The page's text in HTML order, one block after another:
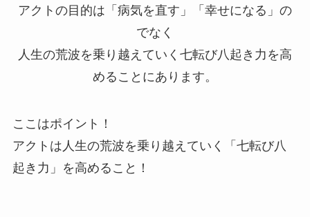
アクトの目的は「病気を直す」「幸せになる」の
でなく
人生の荒波を乗り越えていく七転び八起き力を高
めることにあります。
ここはポイント！
アクトは人生の荒波を乗り越えていく「七転び八
起き力」を高めること！